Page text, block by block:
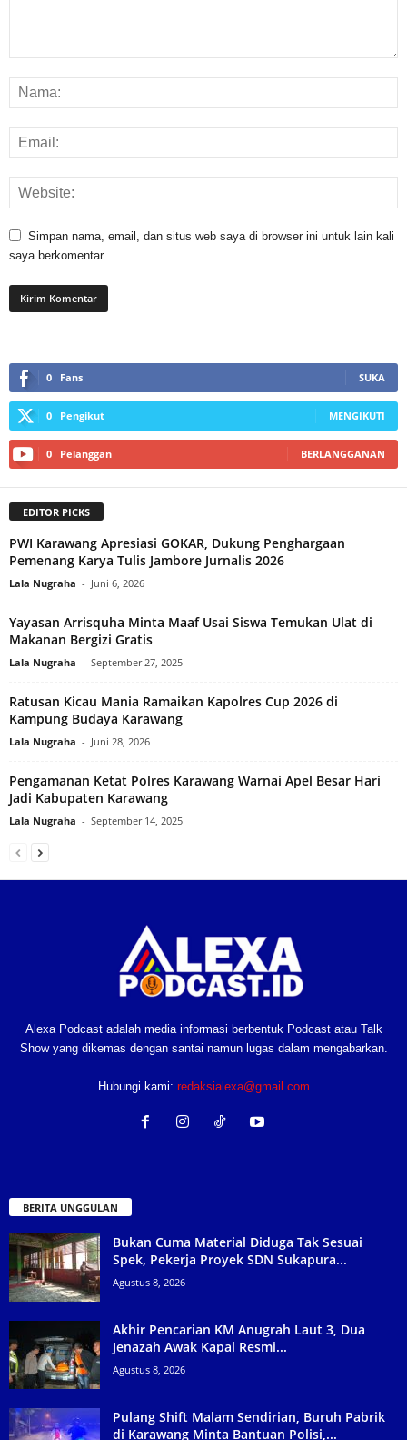
Simpan nama, email, dan situs web saya di browser ini untuk lain kali
saya berkomentar.
0 Fans SUKA
0 Pengikut MENGIKUTI
0 Pelanggan BERLANGGANAN
EDITOR PICKS
PWI Karawang Apresiasi GOKAR, Dukung Penghargaan
Pemenang Karya Tulis Jambore Jurnalis 2026
Lala Nugraha - Juni 6, 2026
Yayasan Arrisquha Minta Maaf Usai Siswa Temukan Ulat di
Makanan Bergizi Gratis
Lala Nugraha - September 27, 2025
Ratusan Kicau Mania Ramaikan Kapolres Cup 2026 di
Kampung Budaya Karawang
Lala Nugraha - Juni 28, 2026
Pengamanan Ketat Polres Karawang Warnai Apel Besar Hari
Jadi Kabupaten Karawang
Lala Nugraha - September 14, 2025
Alexa Podcast adalah media informasi berbentuk Podcast atau Talk
Show yang dikemas dengan santai namun lugas dalam mengabarkan.
Hubungi kami: redaksialexa@gmail.com
BERITA UNGGULAN
Bukan Cuma Material Diduga Tak Sesuai
Spek, Pekerja Proyek SDN Sukapura...
Agustus 8, 2026
Akhir Pencarian KM Anugrah Laut 3, Dua
Jenazah Awak Kapal Resmi...
Agustus 8, 2026
Pulang Shift Malam Sendirian, Buruh Pabrik
di Karawang Minta Bantuan Polisi,...